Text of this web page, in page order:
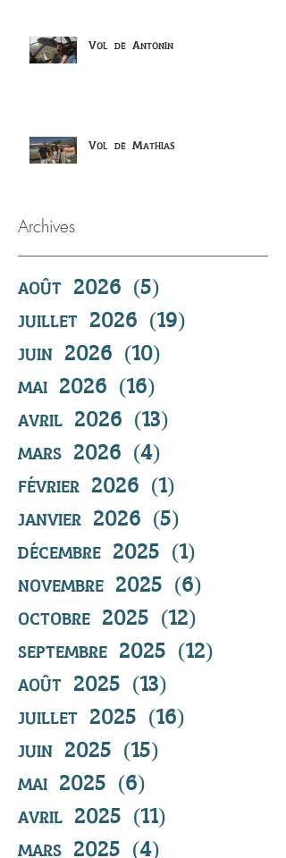
Vol de Antonin
Vol de Mathias
Archives
août 2026 (5)
juillet 2026 (19)
juin 2026 (10)
mai 2026 (16)
avril 2026 (13)
mars 2026 (4)
février 2026 (1)
janvier 2026 (5)
décembre 2025 (1)
novembre 2025 (6)
octobre 2025 (12)
septembre 2025 (12)
août 2025 (13)
juillet 2025 (16)
juin 2025 (15)
mai 2025 (6)
avril 2025 (11)
mars 2025 (4)